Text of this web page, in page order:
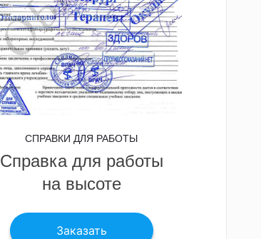
СПРАВКИ ДЛЯ РАБОТЫ
Cправка для работы
на высоте
Заказать